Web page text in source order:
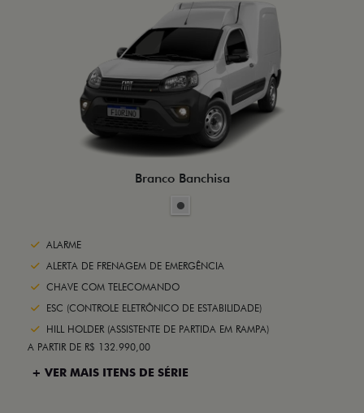
Branco Banchisa
ALARME
ALERTA DE FRENAGEM DE EMERGÊNCIA
CHAVE COM TELECOMANDO
ESC (CONTROLE ELETRÔNICO DE ESTABILIDADE)
HILL HOLDER (ASSISTENTE DE PARTIDA EM RAMPA)
A PARTIR DE R$ 132.990,00
+ VER MAIS ITENS DE SÉRIE